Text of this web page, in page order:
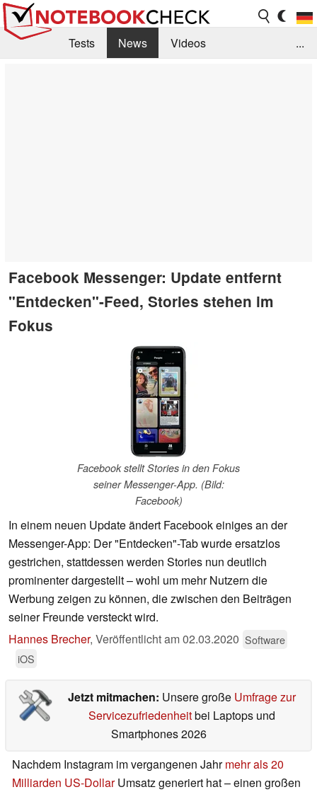
Tests News
Videos
...
Facebook Messenger: Update entfernt
"Entdecken"-Feed, Stories stehen im
Fokus
Facebook stellt Stories in den Fokus
seiner Messenger-App. (Bild:
Facebook)
In einem neuen Update ändert Facebook einiges an der
Messenger-App: Der "Entdecken"-Tab wurde ersatzlos
gestrichen, stattdessen werden Stories nun deutlich
prominenter dargestellt – wohl um mehr Nutzern die
Werbung zeigen zu können, die zwischen den Beiträgen
seiner Freunde versteckt wird.
Hannes Brecher, Veröffentlicht am02.03.2020 Software
iOS
Jetzt mitmachen: Unsere große Umfrage zur
Servicezufriedenheitbei Laptops und
Smartphones 2026
Nachdem Instagram im vergangenen Jahrmehr als 20
Milliarden US-DollarUmsatz generiert hat – einen großen